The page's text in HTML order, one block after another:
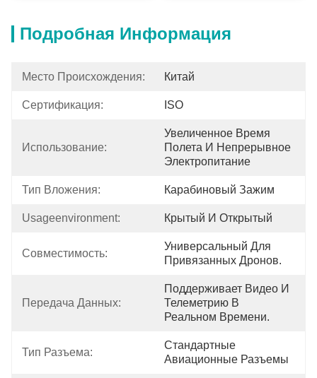
Подробная Информация
Место Происхождения: Китай
Сертификация: ISO
Использование:
Увеличенное Время
Полета И Непрерывное
Электропитание
Тип Вложения: Карабиновый Зажим
Usageenvironment: Крытый И Открытый
Совместимость:
Универсальный Для
Привязанных Дронов.
Передача Данных:
Поддерживает Видео И
Телеметрию В
Реальном Времени.
Тип Разъема:
Стандартные
Авиационные Разъемы